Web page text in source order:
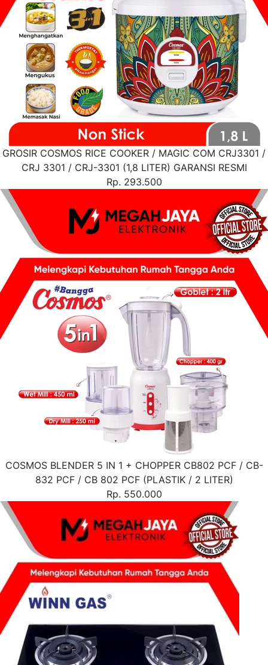
GROSIR COSMOS RICE COOKER / MAGIC COM CRJ3301 /
CRJ 3301 / CRJ-3301 (1,8 LITER) GARANSI RESMI
Rp. 293.500
COSMOS BLENDER 5 IN 1 + CHOPPER CB802 PCF / CB-
832 PCF / CB 802 PCF (PLASTIK / 2 LITER)
Rp. 550.000